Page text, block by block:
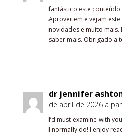
fantástico este
Aproveitem e vejam
novidades e muito
saber mais. Obrigado a
dr jennifer
de abril de 2026 a
I’d must examine with
I normally do! I enjoy